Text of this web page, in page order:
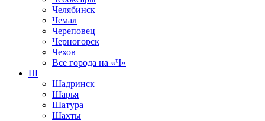
Челябинск
Чемал
Череповец
Черногорск
Чехов
Все города на «Ч»
Ш
Шадринск
Шарья
Шатура
Шахты